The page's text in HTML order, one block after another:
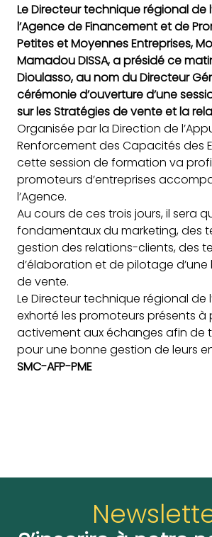
Le Directeur technique régional de
l’Agence de Financement et de
Petites et Moyennes Entreprises,
Mamadou DISSA, a présidé ce
Dioulasso, au nom du Directeur
cérémonie d’ouverture d’une
sur les Stratégies de vente et la
Organisée par la Direction de
Renforcement des Capacités des
cette session de formation va
promoteurs d’entreprises
l’Agence.
Au cours de ces trois jours, il sera
fondamentaux du marketing, des
gestion des relations-clients, des
d’élaboration et de pilotage
de vente.
Le Directeur technique régional de
exhorté les promoteurs présents à
activement aux échanges afin de
pour une bonne gestion de leurs
SMC-AFP-PME